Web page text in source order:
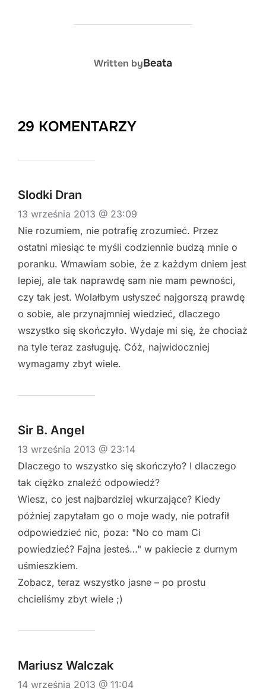
POST AUTHOR
Written byBeata
29 KOMENTARZY
Slodki Dran
13 września 2013 @ 23:09
Nie rozumiem, nie potrafię zrozumieć. Przez
ostatni miesiąc te myśli codziennie budzą mnie o
poranku. Wmawiam sobie, że z każdym dniem jest
lepiej, ale tak naprawdę sam nie mam pewności,
czy tak jest. Wolałbym usłyszeć najgorszą prawdę
o sobie, ale przynajmniej wiedzieć, dlaczego
wszystko się skończyło. Wydaje mi się, że chociaż
na tyle teraz zasługuję. Cóż, najwidoczniej
wymagamy zbyt wiele.
Sir B. Angel
13 września 2013 @ 23:14
Dlaczego to wszystko się skończyło? I dlaczego
tak ciężko znaleźć odpowiedź?
Wiesz, co jest najbardziej wkurzające? Kiedy
później zapytałam go o moje wady, nie potrafił
odpowiedzieć nic, poza: "No co mam Ci
powiedzieć? Fajna jesteś…" w pakiecie z durnym
uśmieszkiem.
Zobacz, teraz wszystko jasne – po prostu
chcieliśmy zbyt wiele ;)
Mariusz Walczak
14 września 2013 @ 11:04